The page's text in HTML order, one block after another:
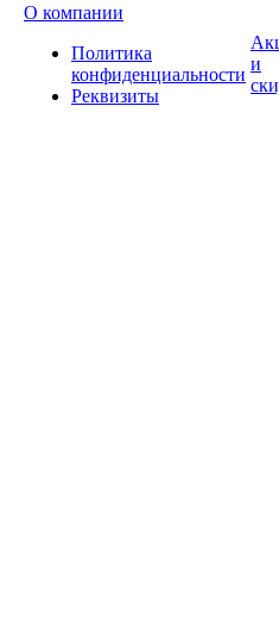
О компании
Политика
конфиденциальности
Реквизиты
и